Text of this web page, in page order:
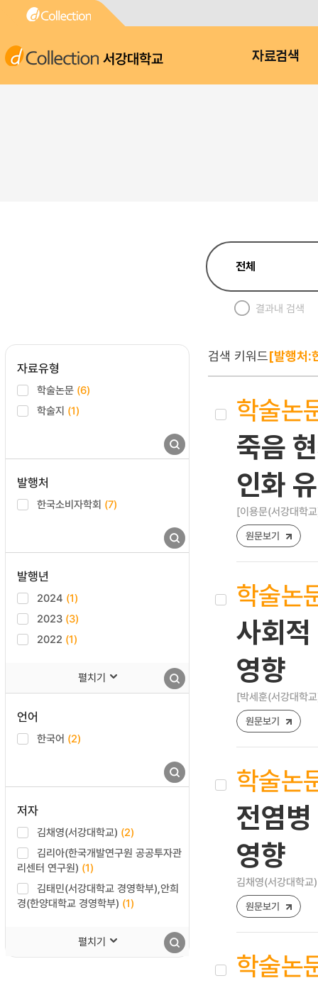
서강대학교 자료검색
결과내 검색
자료유형
학술논문 (6)
학술지 (1)
발행처
한국소비자학회 (7)
발행년
2024 (1)
2023 (3)
2022 (1)
펼치기
언어
한국어 (2)
저자
김채영(서강대학교) (2)
김리아(한국개발연구원 공공투자관
리센터 연구원) (1)
김태민(서강대학교 경영학부),안희
경(한양대학교 경영학부) (1)
펼치기
검색 키워드[발행처:
학술논
죽음
인화
[이용문(서강대학
원문보기
학술논
사회
영향
[박세훈(서강대학
원문보기
학술논
전염
영향
김채영(서강대학교)
원문보기
학술논